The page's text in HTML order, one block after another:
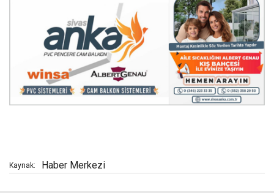
Kaynak: Haber Merkezi